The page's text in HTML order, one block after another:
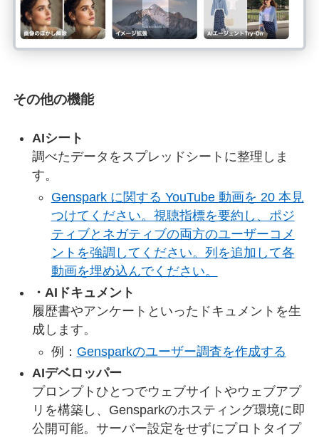
その他の機能
AIシート
調べたデータをスプレッドシートに整理しま
す。
Genspark に関する YouTube 動画を 20 本見
つけてください。視聴指標を要約し、ポジ
ティブとネガティブの両方のユーザーコメ
ントを強調してください。列を追加して各
動画を埋め込んでください。
・AIドキュメント
履歴書やアンケートといったドキュメントを生
成します。
例： Gensparkのユーザー調査を作成する
AIデベロッパー
プロンプトひとつでウェブサイトやウェブアプ
リを構築し、Gensparkのホスティング環境に即
公開可能。サーバー設定をせずにプロトタイプ